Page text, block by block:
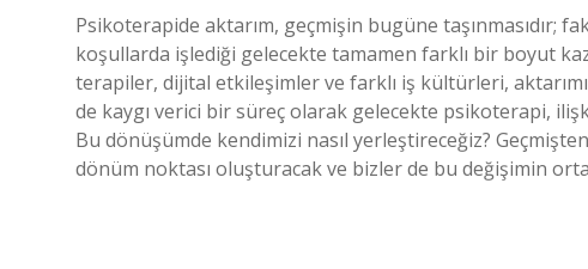
Psikoterapide aktarım, geçmişin bugüne taşınmasıdır;
koşullarda işlediği gelecekte tamamen farklı bir boyut
terapiler, dijital etkileşimler ve farklı iş kültürleri,
de kaygı verici bir süreç olarak gelecekte psikoterapi,
Bu dönüşümde kendimizi nasıl yerleştireceğiz?
dönüm noktası oluşturacak ve bizler de bu değişimin